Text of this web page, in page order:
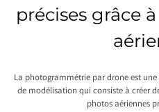
précises grâce
La photogrammétrie par drone est
de modélisation qui consiste à créer
photos aériennes